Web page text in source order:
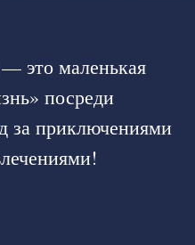
это маленькая
посреди
за приключениями